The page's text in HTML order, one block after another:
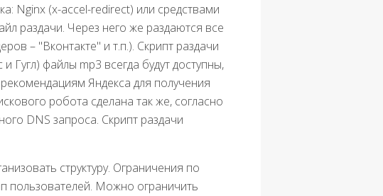
Nginx (x-accel-redirect) или средствами
раздачи. Через него же раздаются все
– "Вконтакте" и т.п.). Скрипт раздачи
Гугл) файлы mp3 всегда будут доступны,
Яндекса для получения
робота сделана так же, согласно
DNS запроса. Скрипт раздачи
структуру. Ограничения по
пользователей. Можно ограничить